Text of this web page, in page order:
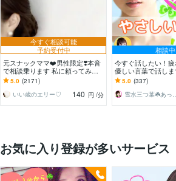
今すぐ相談可能
予約受付中
元スナックママ❤️男性限定❣️本音
で相談乗ります 私に頼ってみま
せんか❤️ 味方になります。
5.0 (2171)
いい歳のエリー♡
140 円 /分
相談中
今すぐ話したい！
優しい言葉で話しま
うぞ✨愚痴/恋愛♡/雑
ヤモヤ/楽しい♪
5.0 (337)
雪水三つ葉☘️あ
お気に入り登録が多いサービス